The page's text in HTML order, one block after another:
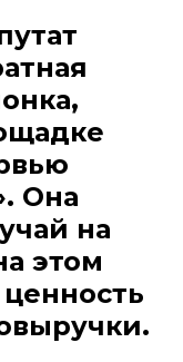
Она
на
этом